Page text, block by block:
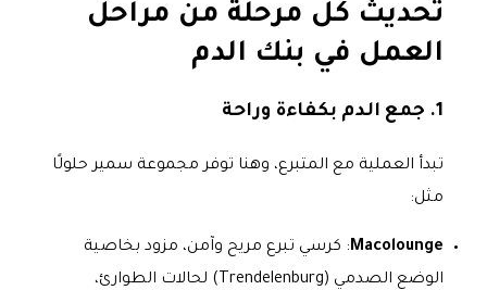
تحديث كل مرحلة من مراحل
العمل في بنك الدم
1. جمع الدم بكفاءة وراحة
تبدأ العملية مع المتبرع، وهنا توفر مجموعة سمير حلولًا
مثل:
Macolounge: كرسي تبرع مريح وآمن، مزود بخاصية
الوضع الصدمي (Trendelenburg) لحالات الطوارئ،